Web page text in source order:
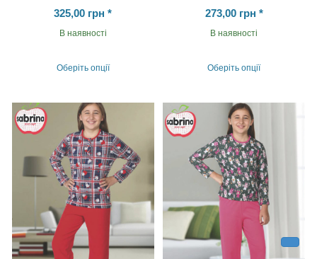
325,00 грн *
В наявності
Оберіть опції
має
кілька
варіантів.
Параметри
можна
вибрати
на
сторінці
товару
273,00 грн *
В наявності
Оберіть опції
має
кілька
варіантів.
Параметри
можна
вибрати
на
сторінці
товару